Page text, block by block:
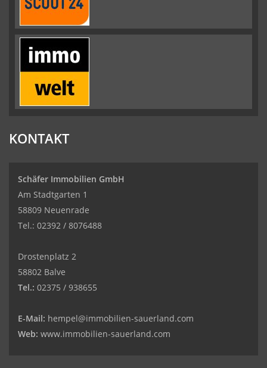
KONTAKT
Schäfer Immobilien GmbH
Am Stadtgarten 1
58809 Neuenrade
Tel.: 02392 / 8076488
Drostenplatz 2
58802 Balve
Tel.: 02375 / 938655
E-Mail: hempel@immobilien-sauerland.com
Web: www.immobilien-sauerland.com